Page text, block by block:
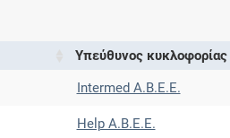
Υπεύθυνος κυκλοφορίας
Intermed Α.Β.Ε.Ε.
Help A.B.E.E.